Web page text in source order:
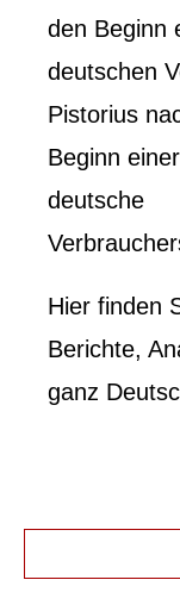
den Beginn
deutschen
Pistorius
Beginn
deutsche
Hier finden
Berichte,
ganz